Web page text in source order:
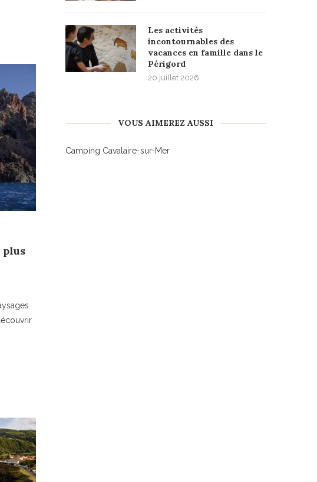
plus
Les activités
incontournables des
vacances en famille dans le
Périgord
20 juillet 2026
VOUS AIMEREZ AUSSI
Camping Cavalaire-sur-Mer